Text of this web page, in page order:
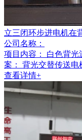
立三闭环步进电机在
公司名称：
项目内容：
白色背光
案： 背光交替传送电
查看详情+